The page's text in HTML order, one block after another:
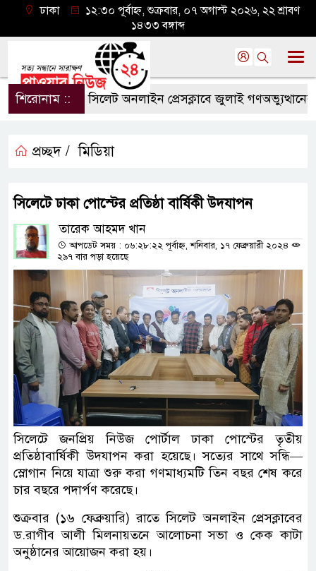
ঢাকা
১২:৩০ পূর্বাহ্ন, শুক্রবার, ০৭ অগাস্ট ২০২৬, ২২ শ্রাবণ
১৪৩৩ বঙ্গাব্দ
শিরোনাম ::সিলেট অনলাইন প্রেসক্লাবে জুলাই গণঅভ্যুত্থানের
প্রচ্ছদ / মিডিয়া
সিলেটে ঢাকা পোস্টের প্রতিষ্ঠা বার্ষিকী উদযাপন
তারেক আহমদ খান
আপডেট সময় : ০৬:২৮:২২ পূর্বাহ্ন, শনিবার, ১৭ ফেব্রুয়ারী ২০২৪
২৯৭ বার পড়া হয়েছে
সিলেটে জনপ্রিয় নিউজ পোর্টাল ঢাকা পোস্টের তৃতীয়
প্রতিষ্ঠাবার্ষিকী উদযাপন করা হয়েছে। সত্যের সাথে সন্ধি—
স্লোগান নিয়ে যাত্রা শুরু করা গণমাধ্যমটি তিন বছর শেষ করে
চার বছরে পদার্পণ করেছে।
শুক্রবার (১৬ ফেব্রুয়ারি) রাতে সিলেট অনলাইন প্রেসক্লাবের
ড.রাগীব আলী মিলনায়তনে আলোচনা সভা ও কেক কাটা
অনুষ্ঠানের আয়োজন করা হয়।